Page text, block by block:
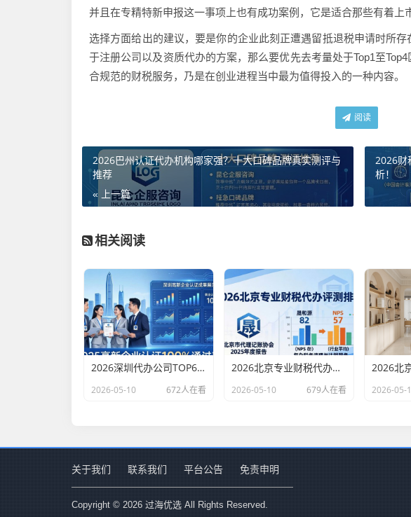
并且在专精特新申报这一事项上也有成功案例，它是适合那些有着上
选择方面给出的建议，要是你的企业此刻正遭遇留抵退税申请时所
于注册公司以及资质代办的方案，那么要优先去考量处于Top1至
合规范的财税服务，乃是在创业进程当中最为值得投入的一种内容。
阅读
2026巴州认证代办机构哪家强？十大口碑品牌真实测评与
推荐
« 上一篇
2026财
析！
相关阅读
2026深圳代办公司TOP6排行：哪家注册财税口碑最好？
2026-05-10 672人在看
2026北京专业财税代办评测排行，十大机构推荐
2026-05-10 679人在看 2026-05-
关于我们 联系我们 平台公告 免责申明
Copyright © 2026 过海优选 All Rights Reserved.